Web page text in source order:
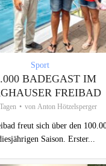
Sport
BADEGAST IM
FREIBAD
von Anton Hötzelsperger
freut sich über den
Saison. Erster...